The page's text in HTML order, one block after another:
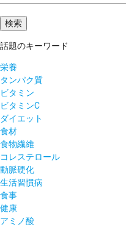
話題のキーワード
栄養
タンパク質
ビタミン
ビタミンC
ダイエット
食材
食物繊維
コレステロール
動脈硬化
生活習慣病
食事
健康
アミノ酸